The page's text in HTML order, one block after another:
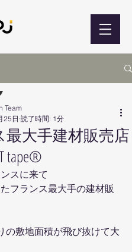
最大手建材販売店
tape®
Team
25日 読了時間: 1分
スに来て
フランス最大手の建材販
の敷地面積が飛び抜けて大